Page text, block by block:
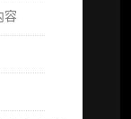
容化呈现
价“相见恨
，快速获